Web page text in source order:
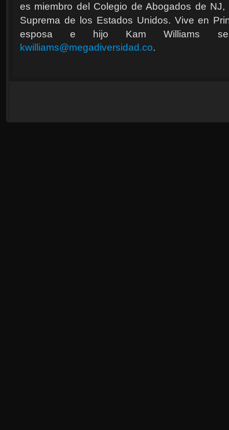
es miembro del Colegio de Abogados de
Suprema de los Estados Unidos. Vive en
esposa e hijo Kam Williams
kwilliams@megadiversidad.co.